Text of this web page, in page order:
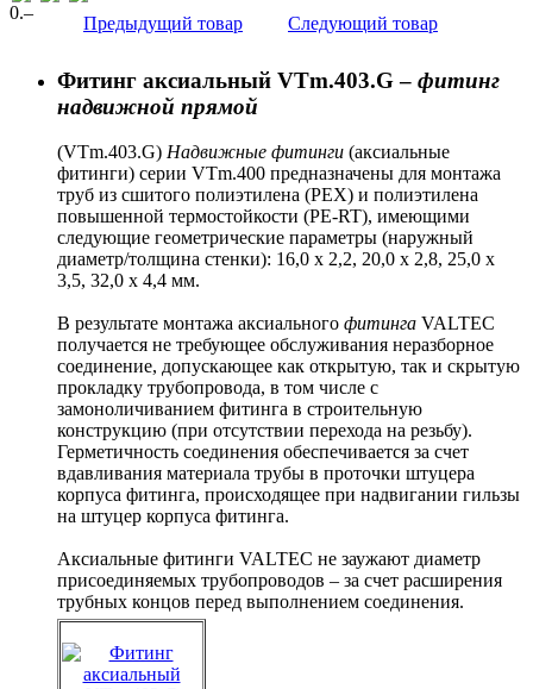
Предыдущий товар Следующий товар
0.–
Фитинг аксиальный VTm.403.G – фитинг
надвижной прямой
(VTm.403.G) Надвижные фитинги (аксиальные
фитинги) серии VTm.400 предназначены для монтажа
труб из сшитого полиэтилена (PEX) и полиэтилена
повышенной термостойкости (PE-RT), имеющими
следующие геометрические параметры (наружный
диаметр/толщина стенки): 16,0 x 2,2, 20,0 x 2,8, 25,0 x
3,5, 32,0 x 4,4 мм.
В результате монтажа аксиального фитинга VALTEC
получается не требующее обслуживания неразборное
соединение, допускающее как открытую, так и скрытую
прокладку трубопровода, в том числе с
замоноличиванием фитинга в строительную
конструкцию (при отсутствии перехода на резьбу).
Герметичность соединения обеспечивается за счет
вдавливания материала трубы в проточки штуцера
корпуса фитинга, происходящее при надвигании гильзы
на штуцер корпуса фитинга.
Аксиальные фитинги VALTEC не заужают диаметр
присоединяемых трубопроводов – за счет расширения
трубных концов перед выполнением соединения.